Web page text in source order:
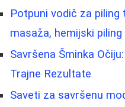
Potpuni vodič za
masaža, hemijski
Savršena Šminka
Trajne Rezultate
Saveti za savršenu